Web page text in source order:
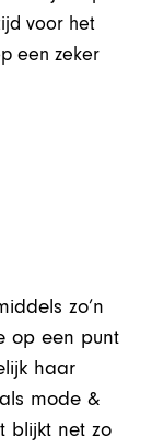
voor het
een zeker
zo’n
op een punt
haar
mode &
blijkt net zo